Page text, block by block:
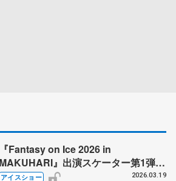
『Fantasy on Ice 2026 in
MAKUHARI』出演スケーター第1弾を
表 オリンピックや四大陸選手権で
アイスショー 2026.03.19